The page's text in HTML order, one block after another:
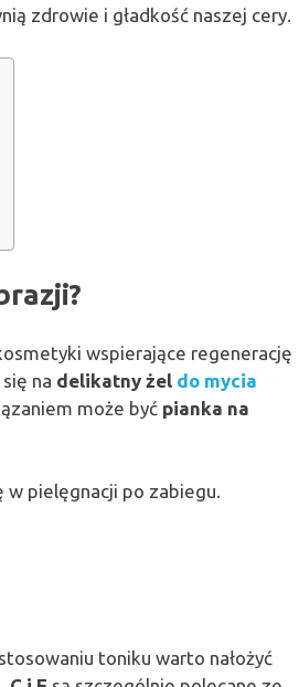
zdrowie i gładkość naszej cery.
wspierające regenerację
na delikatny żel do mycia
może być pianka na
pielęgnacji po zabiegu.
toniku warto nałożyć